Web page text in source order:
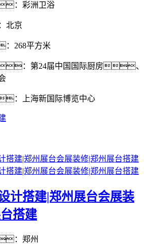
：彩洲卫浴
北京
268平方米
：第24届中国国际厨房、
：上海新国际博览中心
计搭建|郑州展台会展装
搭建
：郑州